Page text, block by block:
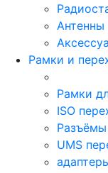
Рамки и
Рамки
ISO
UMS